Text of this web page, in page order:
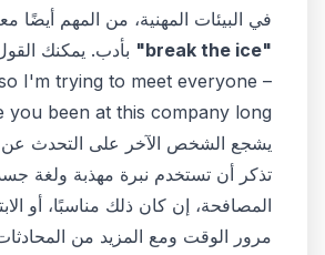
في البيئات المهنية، من المهم أيضًا
"break the ice"
I'm trying to meet everyone –
يشجع الشخص الآخر على التحدث
تذكر أن تستخدم نبرة مهذبة ولغة
المصافحة، إن كان ذلك مناسبًا، أو
مرور الوقت ومع المزيد من